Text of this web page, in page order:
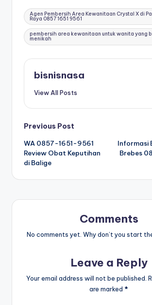
Tags:
Agen Pembersih Area Kewanitaan Crystal X di
Raya 0857 1651 9561
pembersih area kewanitaan untuk wanita yang
menikah
bisnisnasa
View All Posts
Post
navigation
Previous Post
WA 0857-1651-9561
Review Obat Keputihan
di Balige
Informasi
Brebes
Comments
No comments yet. Why don’t you start
Leave a Reply
Your email address will not be published.
are marked *